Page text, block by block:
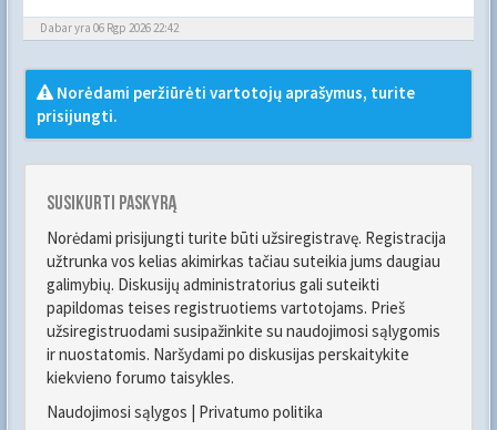
Dabar yra 06 Rgp 2026 22:42
Norėdami peržiūrėti vartotojų aprašymus, turite
prisijungti.
Susikurti paskyrą
Norėdami prisijungti turite būti užsiregistravę. Registracija
užtrunka vos kelias akimirkas tačiau suteikia jums daugiau
galimybių. Diskusijų administratorius gali suteikti
papildomas teises registruotiems vartotojams. Prieš
užsiregistruodami susipažinkite su naudojimosi sąlygomis
ir nuostatomis. Naršydami po diskusijas perskaitykite
kiekvieno forumo taisykles.
Naudojimosi sąlygos | Privatumo politika